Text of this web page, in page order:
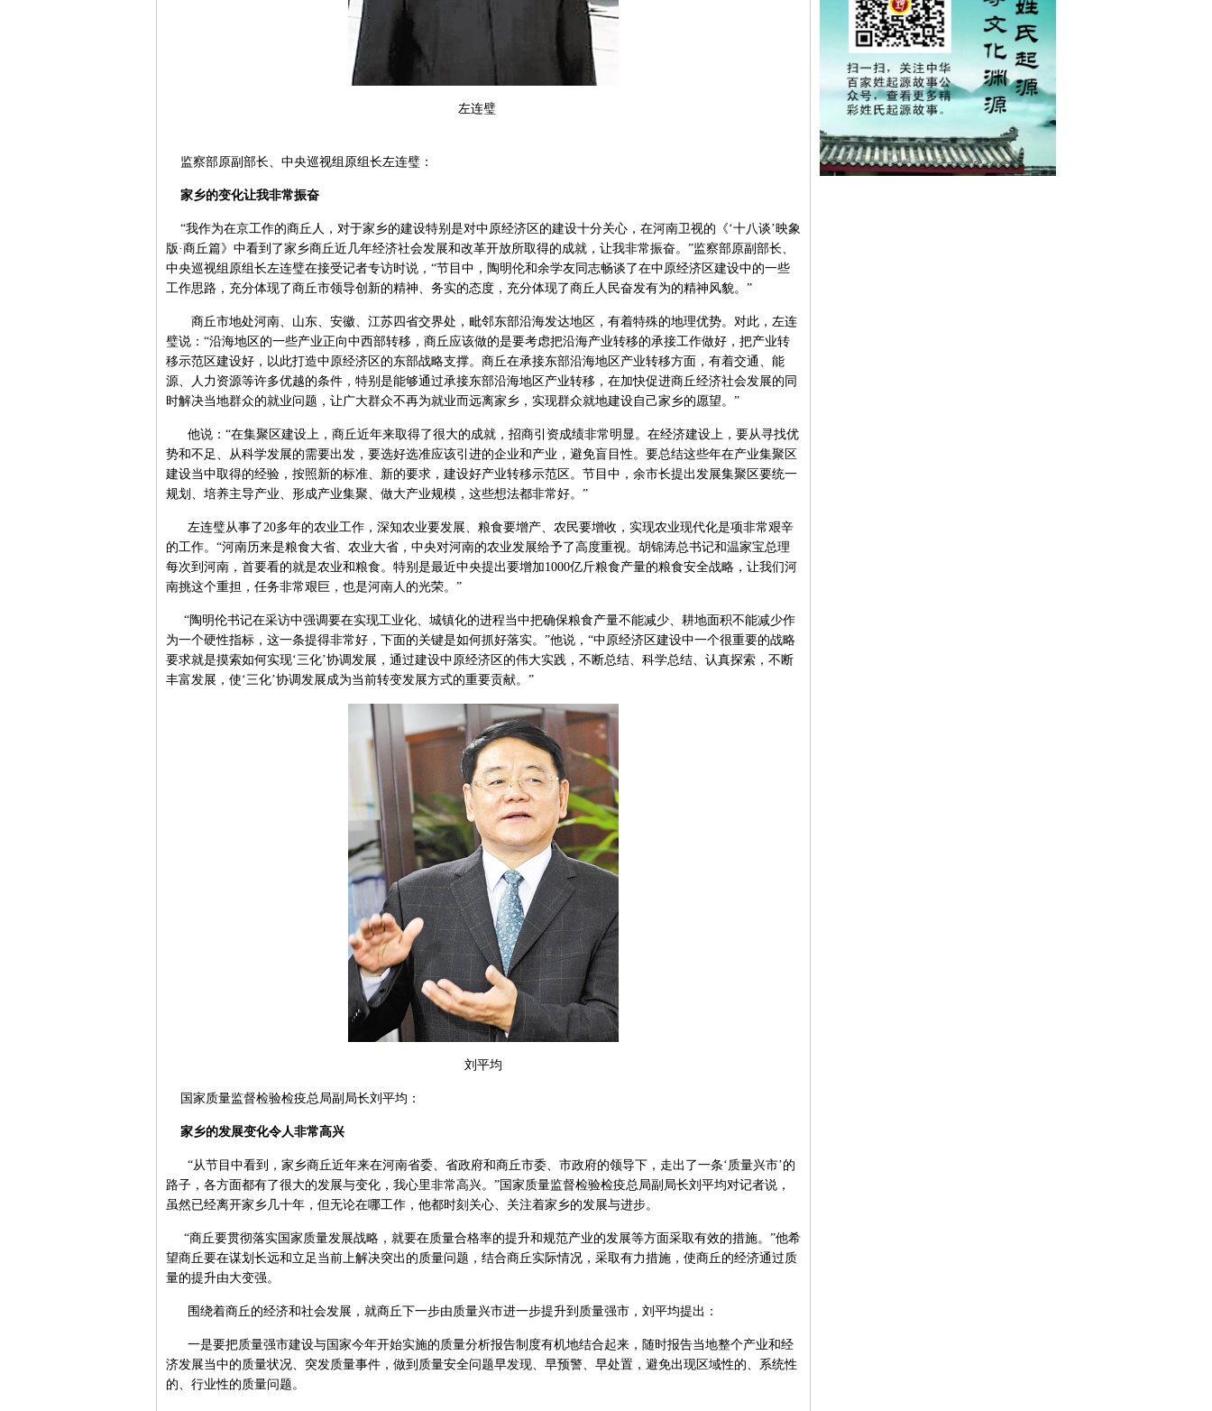
左连璧
监察部原副部长、中央巡视组原组长左连璧：
家乡的变化让我非常振奋
“我作为在京工作的商丘人，对于家乡的建设特别是对中原经济区的建设十分关心，在河南卫视的《‘十八谈’映象
版·商丘篇》中看到了家乡商丘近几年经济社会发展和改革开放所取得的成就，让我非常振奋。”监察部原副部长、
中央巡视组原组长左连璧在接受记者专访时说，“节目中，陶明伦和余学友同志畅谈了在中原经济区建设中的一些
工作思路，充分体现了商丘市领导创新的精神、务实的态度，充分体现了商丘人民奋发有为的精神风貌。”
商丘市地处河南、山东、安徽、江苏四省交界处，毗邻东部沿海发达地区，有着特殊的地理优势。对此，左连
璧说：“沿海地区的一些产业正向中西部转移，商丘应该做的是要考虑把沿海产业转移的承接工作做好，把产业转
移示范区建设好，以此打造中原经济区的东部战略支撑。商丘在承接东部沿海地区产业转移方面，有着交通、能
源、人力资源等许多优越的条件，特别是能够通过承接东部沿海地区产业转移，在加快促进商丘经济社会发展的同
时解决当地群众的就业问题，让广大群众不再为就业而远离家乡，实现群众就地建设自己家乡的愿望。”
他说：“在集聚区建设上，商丘近年来取得了很大的成就，招商引资成绩非常明显。在经济建设上，要从寻找优
势和不足、从科学发展的需要出发，要选好选准应该引进的企业和产业，避免盲目性。要总结这些年在产业集聚区
建设当中取得的经验，按照新的标准、新的要求，建设好产业转移示范区。节目中，余市长提出发展集聚区要统一
规划、培养主导产业、形成产业集聚、做大产业规模，这些想法都非常好。”
左连璧从事了20多年的农业工作，深知农业要发展、粮食要增产、农民要增收，实现农业现代化是项非常艰辛
的工作。“河南历来是粮食大省、农业大省，中央对河南的农业发展给予了高度重视。胡锦涛总书记和温家宝总理
每次到河南，首要看的就是农业和粮食。特别是最近中央提出要增加1000亿斤粮食产量的粮食安全战略，让我们河
南挑这个重担，任务非常艰巨，也是河南人的光荣。”
“陶明伦书记在采访中强调要在实现工业化、城镇化的进程当中把确保粮食产量不能减少、耕地面积不能减少作
为一个硬性指标，这一条提得非常好，下面的关键是如何抓好落实。”他说，“中原经济区建设中一个很重要的战略
要求就是摸索如何实现‘三化’协调发展，通过建设中原经济区的伟大实践，不断总结、科学总结、认真探索，不断
丰富发展，使‘三化’协调发展成为当前转变发展方式的重要贡献。”
刘平均
国家质量监督检验检疫总局副局长刘平均：
家乡的发展变化令人非常高兴
“从节目中看到，家乡商丘近年来在河南省委、省政府和商丘市委、市政府的领导下，走出了一条‘质量兴市’的
路子，各方面都有了很大的发展与变化，我心里非常高兴。”国家质量监督检验检疫总局副局长刘平均对记者说，
虽然已经离开家乡几十年，但无论在哪工作，他都时刻关心、关注着家乡的发展与进步。
“商丘要贯彻落实国家质量发展战略，就要在质量合格率的提升和规范产业的发展等方面采取有效的措施。”他希
望商丘要在谋划长远和立足当前上解决突出的质量问题，结合商丘实际情况，采取有力措施，使商丘的经济通过质
量的提升由大变强。
围绕着商丘的经济和社会发展，就商丘下一步由质量兴市进一步提升到质量强市，刘平均提出：
一是要把质量强市建设与国家今年开始实施的质量分析报告制度有机地结合起来，随时报告当地整个产业和经
济发展当中的质量状况、突发质量事件，做到质量安全问题早发现、早预警、早处置，避免出现区域性的、系统性
的、行业性的质量问题。